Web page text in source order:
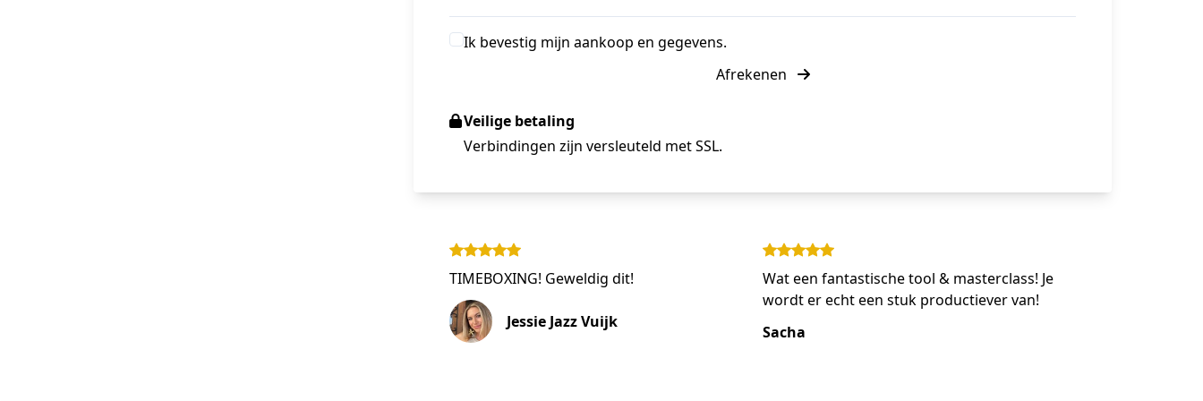
Ik bevestig mijn aankoop en gegevens.
Afrekenen
Veilige betaling
Verbindingen zijn versleuteld met SSL.
TIMEBOXING! Geweldig dit!
Jessie Jazz Vuijk
Wat een fantastische tool & masterclass! Je
wordt er echt een stuk productiever van!
Sacha